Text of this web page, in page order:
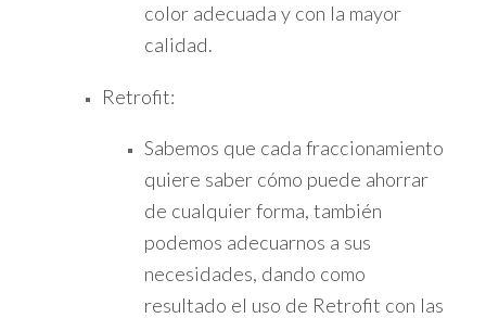
color adecuada y con la mayor
calidad.
Retrofit:
Sabemos que cada fraccionamiento
quiere saber cómo puede ahorrar
de cualquier forma, también
podemos adecuarnos a sus
necesidades, dando como
resultado el uso de Retrofit con las